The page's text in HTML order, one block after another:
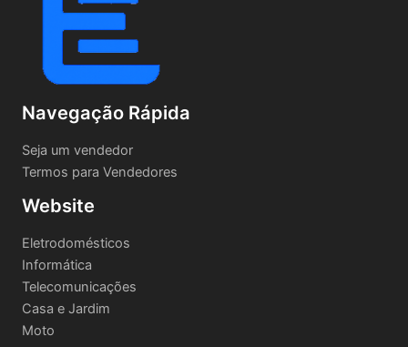
Navegação Rápida
Seja um vendedor
Termos para Vendedores
Website
Eletrodomésticos
Informática
Telecomunicações
Casa e Jardim
Moto